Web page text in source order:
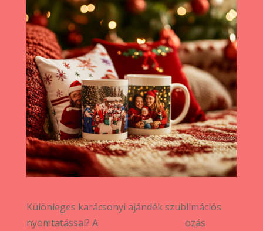
Különleges karácsonyi ajándék szublimációs
nyomtatással? A
ozás